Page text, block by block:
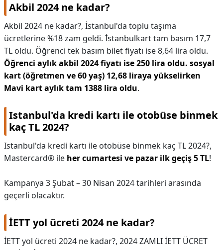
Akbil 2024 ne kadar?
Akbil 2024 ne kadar?, İstanbul'da toplu taşıma
ücretlerine %18 zam geldi. İstanbulkart tam basım 17,7
TL oldu. Öğrenci tek basım bilet fiyatı ise 8,64 lira oldu.
Öğrenci aylık akbil 2024 fiyatı ise 250 lira oldu. sosyal
kart (öğretmen ve 60 yaş) 12,68 liraya yükselirken
Mavi kart aylık tam 1388 lira oldu.
Istanbul'da kredi kartı ile otobüse binmek
kaç TL 2024?
Istanbul'da kredi kartı ile otobüse binmek kaç TL 2024?,
Mastercard® ile her cumartesi ve pazar ilk geçiş 5 TL!
Kampanya 3 Şubat – 30 Nisan 2024 tarihleri arasında
geçerli olacaktır.
İETT yol ücreti 2024 ne kadar?
İETT yol ücreti 2024 ne kadar?, 2024 ZAMLI İETT ÜCRET